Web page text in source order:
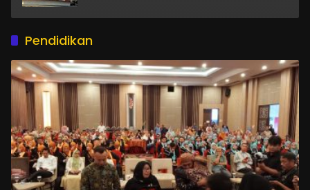
Pendidikan